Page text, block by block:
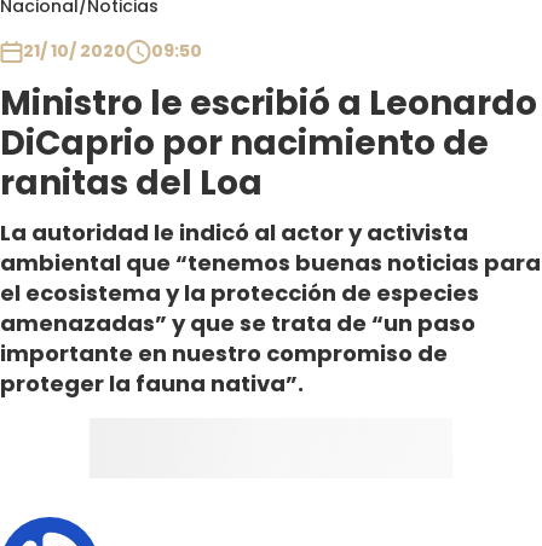
Nacional/Noticias
21/ 10/ 2020
09:50
Ministro le escribió a Leonardo
DiCaprio por nacimiento de
ranitas del Loa
La autoridad le indicó al actor y activista
ambiental que “tenemos buenas noticias para
el ecosistema y la protección de especies
amenazadas” y que se trata de “un paso
importante en nuestro compromiso de
proteger la fauna nativa”.
Club De La Comedia
Contigo en Directo
Plan Perfecto
El Tiempo
Sabingo
Todos Los Programas